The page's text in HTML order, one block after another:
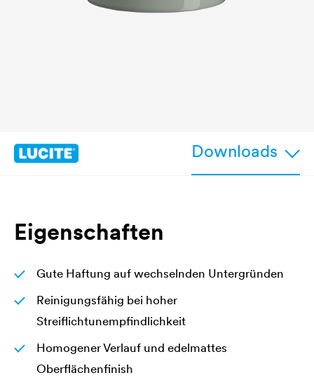
Downloads
Eigenschaften
Gute Haftung auf wechselnden Untergründen
Reinigungsfähig bei hoher
Streiflichtunempfindlichkeit
Homogener Verlauf und edelmattes
Oberflächenfinish